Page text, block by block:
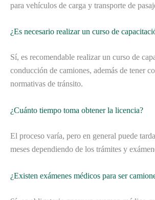
para vehículos de carga y transporte de
¿Es necesario realizar un curso de
Sí, es recomendable realizar un curso de
conducción de camiones, además de tener
normativas de tránsito.
¿Cuánto tiempo toma obtener la licencia?
El proceso varía, pero en general puede
meses dependiendo de los trámites y
¿Existen exámenes médicos para ser